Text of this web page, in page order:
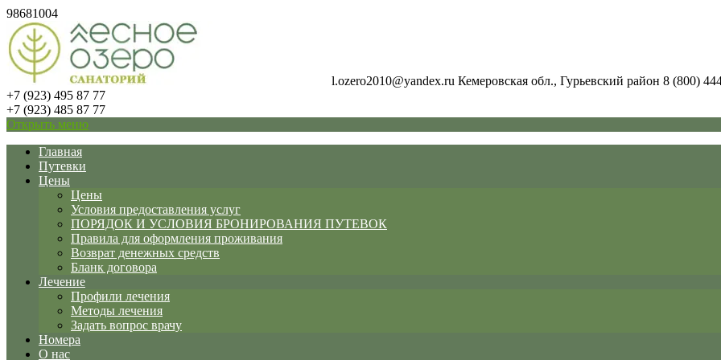
98681004
l.ozero2010@yandex.ru Кемеровская обл., Гурьевский район 8 (800)
+7 (923) 495 87 77
+7 (923) 485 87 77
Открыть меню
Главная
Путевки
Цены
Цены
Условия предоставления услуг
ПОРЯДОК И УСЛОВИЯ БРОНИРОВАНИЯ ПУТЕВОК
Правила для оформления проживания
Возврат денежных средств
Бланк договора
Лечение
Профили лечения
Методы лечения
Задать вопрос врачу
Номера
О нас